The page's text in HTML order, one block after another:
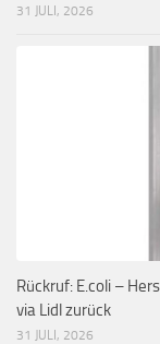
31 JULI, 2026
Rückruf: E.coli –
via Lidl zurück
31 JULI, 2026